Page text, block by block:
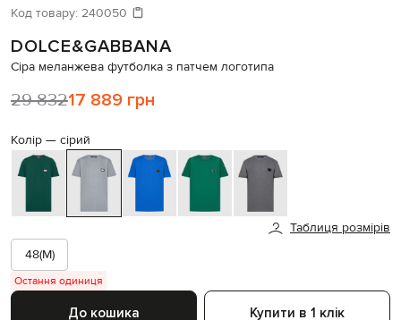
Код товару: 240050
DOLCE&GABBANA
Сіра меланжева футболка з патчем логотипа
29 83217 889 грн
Колір — сірий
Таблиця розмірів
48(M)
Остання одиниця
До кошика Купити в 1 клік